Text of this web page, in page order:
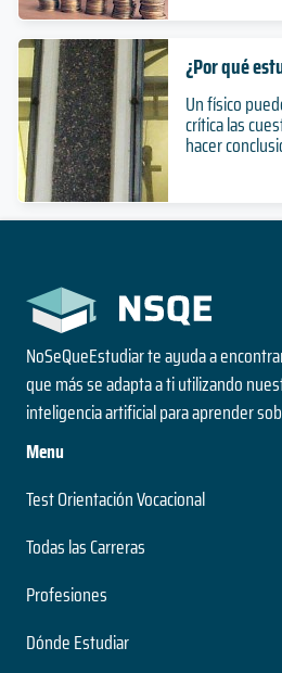
¿Por qué
Un físico
crítica las
hacer
NoSeQueEstudiar te ayuda a
que más se adapta a ti utilizando
inteligencia artificial para aprender
Menu
Test Orientación Vocacional
Todas las Carreras
Profesiones
Dónde Estudiar